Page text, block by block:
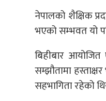
नेपालको शैक्षिक
भएको सम्भवत यो
बिहीबार
सम्झौतामा
सहभागिता रहेको